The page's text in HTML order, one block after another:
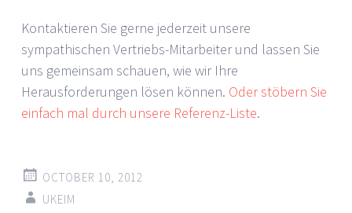
Kontaktieren Sie gerne jederzeit unsere
sympathischen Vertriebs-Mitarbeiter und lassen Sie
uns gemeinsam schauen, wie wir Ihre
Herausforderungen lösen können. Oder stöbern Sie
einfach mal durch unsere Referenz-Liste.
OCTOBER 10, 2012
UKEIM